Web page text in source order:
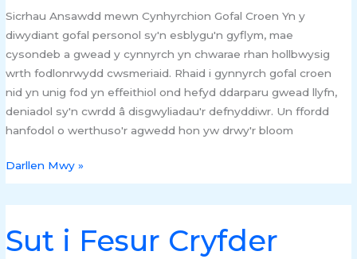
Sicrhau Ansawdd mewn Cynhyrchion Gofal Croen Yn y
diwydiant gofal personol sy'n esblygu'n gyflym, mae
cysondeb a gwead y cynnyrch yn chwarae rhan hollbwysig
wrth fodlonrwydd cwsmeriaid. Rhaid i gynnyrch gofal croen
nid yn unig fod yn effeithiol ond hefyd ddarparu gwead llyfn,
deniadol sy'n cwrdd â disgwyliadau'r defnyddiwr. Un ffordd
hanfodol o werthuso'r agwedd hon yw drwy'r bloom
Gofal
Croen
Darllen Mwy »
Sut i Fesur Cryfder
Sut
i